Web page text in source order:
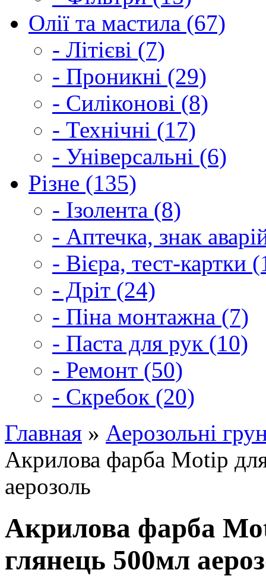
Олії та мастила (67)
- Літієві (7)
- Проникні (29)
- Силіконові (8)
- Технічні (17)
- Універсальні (6)
Різне (135)
- Ізолента (8)
- Аптечка, знак
- Вієра, тест-картки
- Дріт (24)
- Піна монтажна (7)
- Паста для рук (10)
- Ремонт (50)
- Скребок (20)
Главная » Аерозольні
Акрилова фарба Motip
аерозоль
Акрилова фарба
глянець 500мл